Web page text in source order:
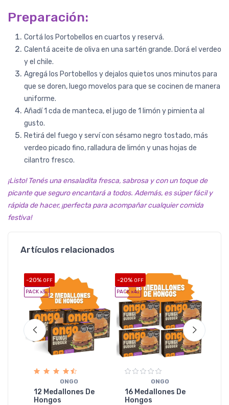
Preparación:
Cortá los Portobellos en cuartos y reservá.
Calentá aceite de oliva en una sartén grande. Dorá el verdeo
y el chile.
Agregá los Portobellos y dejalos quietos unos minutos para
que se doren, luego movelos para que se cocinen de manera
uniforme.
Añadí 1 cda de manteca, el jugo de 1 limón y pimienta al
gusto.
Retirá del fuego y serví con sésamo negro tostado, más
verdeo picado fino, ralladura de limón y unas hojas de
cilantro fresco.
¡Listo! Tenés una ensaladita fresca, sabrosa y con un toque de
picante que seguro encantará a todos. Además, es súper fácil y
rápida de hacer, ¡perfecta para acompañar cualquier comida
festiva!
Artículos relacionados
-20% OFF
PACK x3u.
ONGO
12 Medallones De
Hongos
-20% OFF
PACK x4u.
ONGO
16 Medallones De
Hongos
al igual que los portobelos y los
champis, son de tamaño grande y
se ven muy frescas. Los hongos
por la textura que tienen y porque
....
COMPRAR
Pedido # 129